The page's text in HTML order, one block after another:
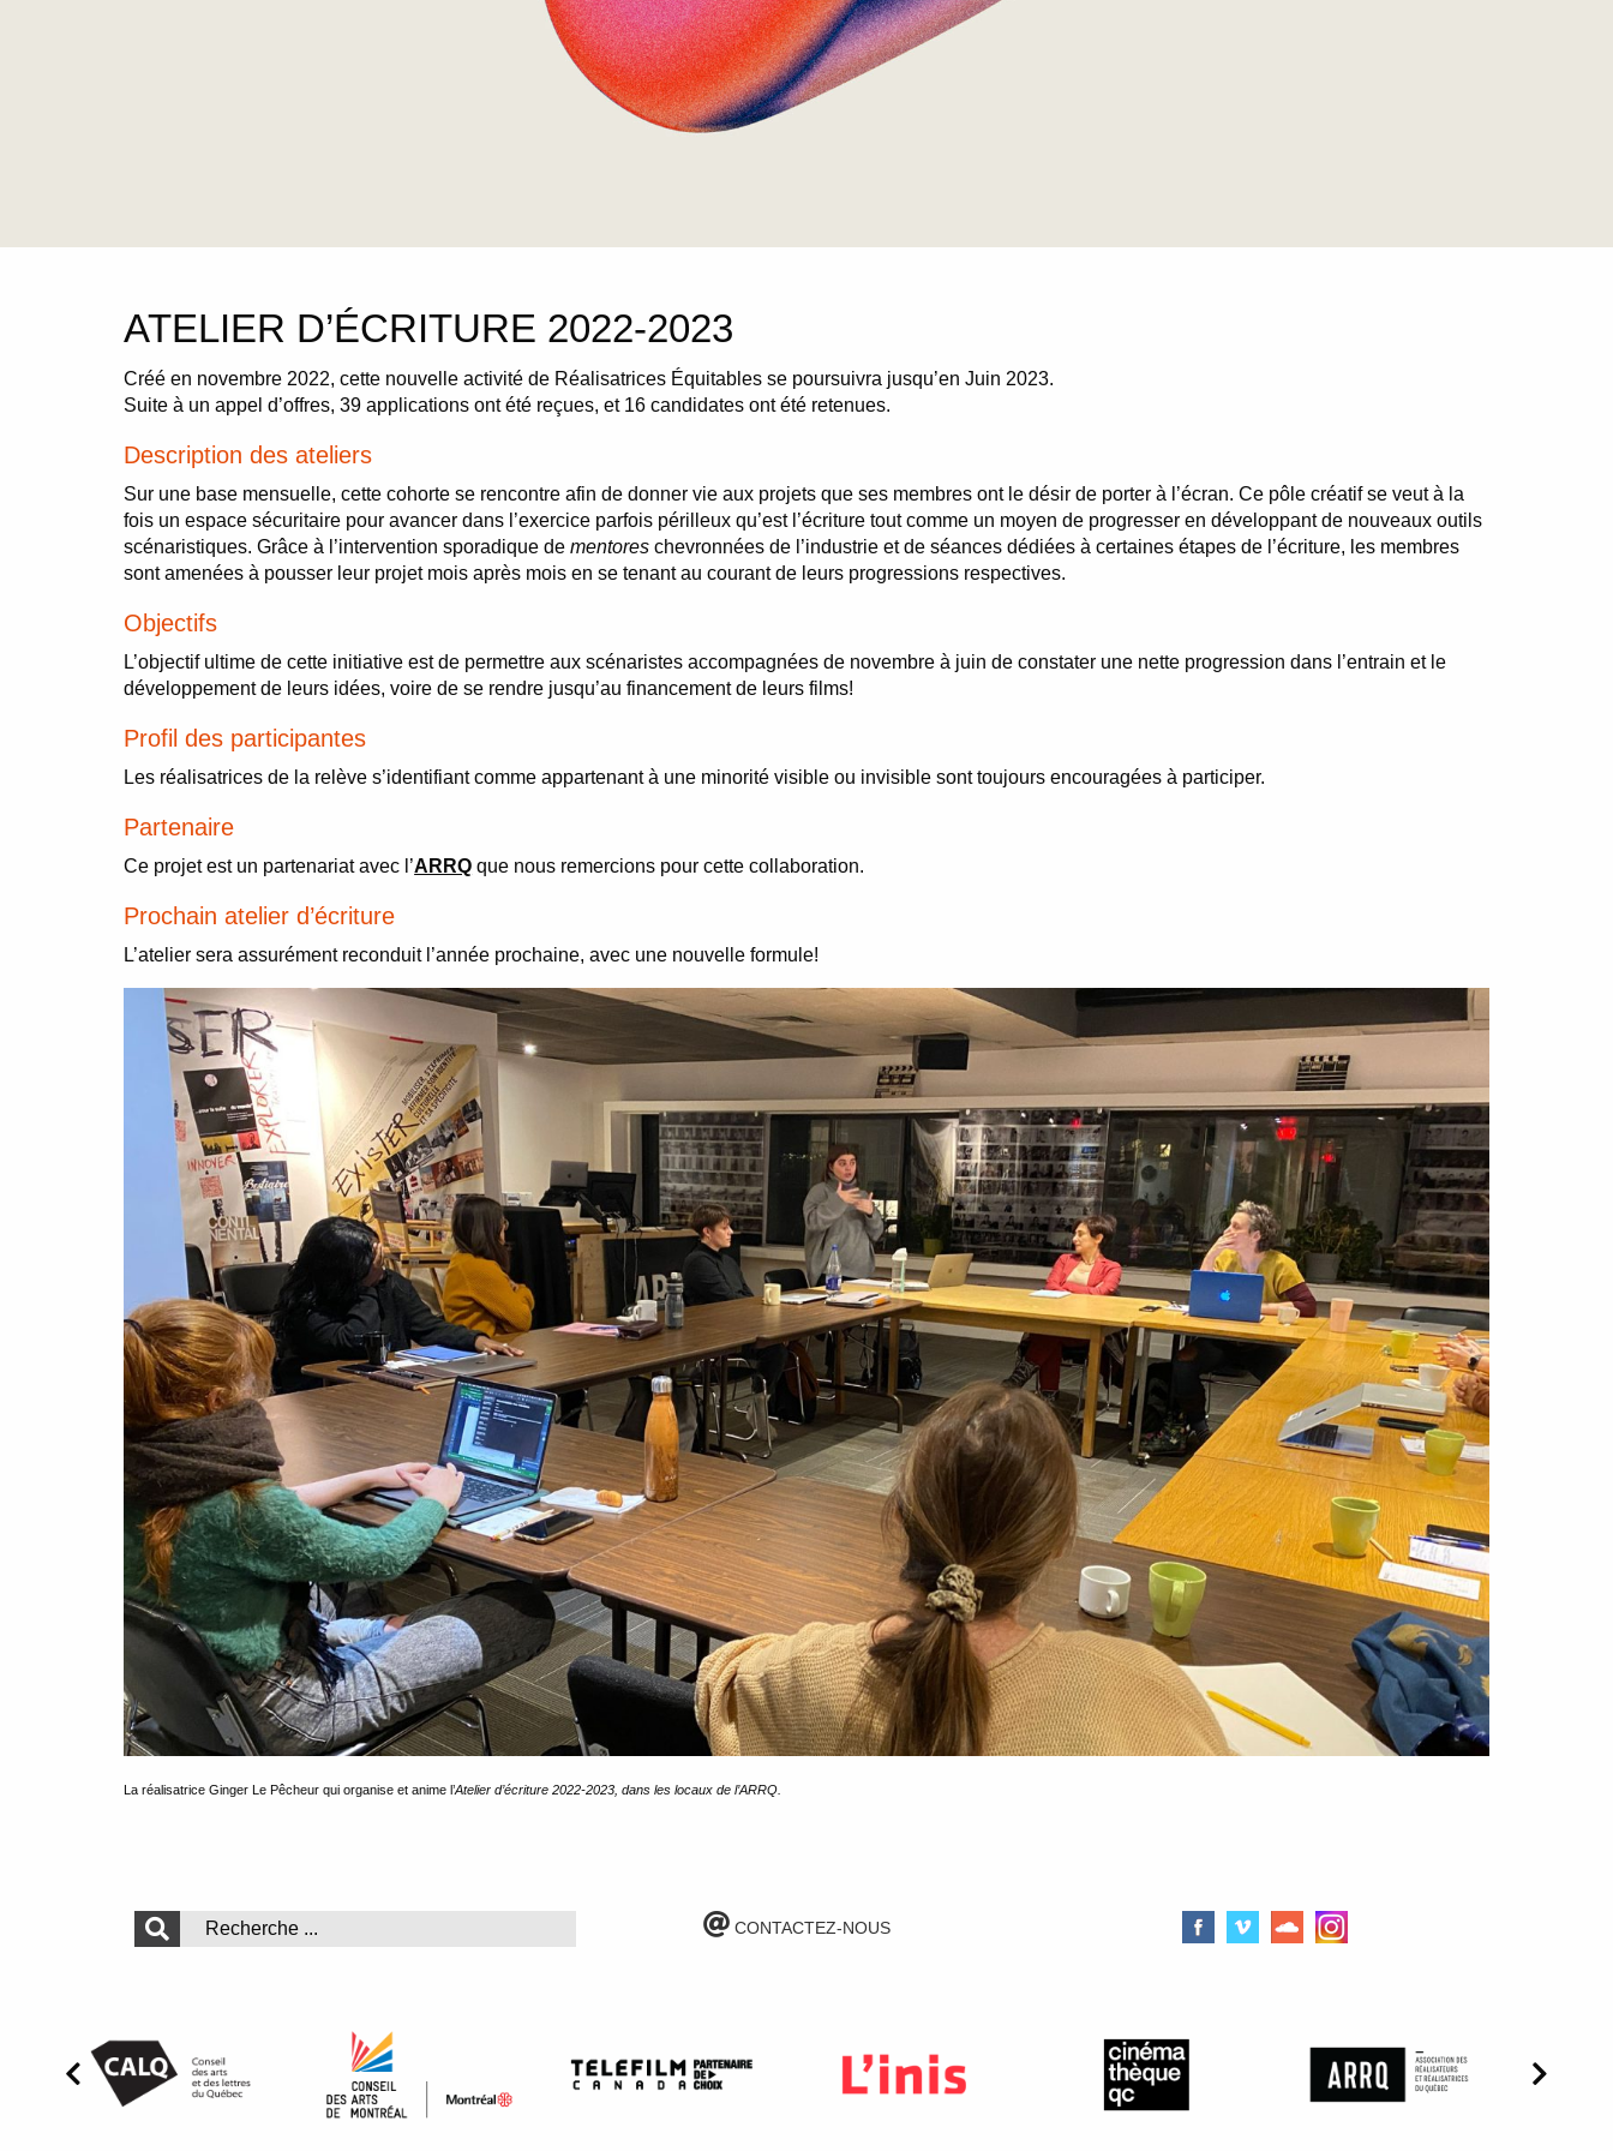
ATELIER D’ÉCRITURE 2022-2023
Créé en novembre 2022, cette nouvelle activité de Réalisatrices Équitables se poursuivra jusqu’en Juin 2023.
Suite à un appel d’offres, 39 applications ont été reçues, et 16 candidates ont été retenues.
Description des ateliers
Sur une base mensuelle, cette cohorte se rencontre afin de donner vie aux projets que ses membres ont le désir de porter à l’écran. Ce pôle créatif se veut à la
fois un espace sécuritaire pour avancer dans l’exercice parfois périlleux qu’est l’écriture tout comme un moyen de progresser en développant de nouveaux outils
scénaristiques. Grâce à l’intervention sporadique dementores chevronnées de l’industrie et de séances dédiées à certaines étapes de l’écriture, les membres
sont amenées à pousser leur projet mois après mois en se tenant au courant de leurs progressions respectives.
Objectifs
L’objectif ultime de cette initiative est de permettre aux scénaristes accompagnées de novembre à juin de constater une nette progression dans l’entrain et le
développement de leurs idées, voire de se rendre jusqu’au financement de leurs films!
Profil des participantes
Les réalisatrices de la relève s’identifiant comme appartenant à une minorité visible ou invisible sont toujours encouragées à participer.
Partenaire
Ce projet est un partenariat avec l’ARRQ que nous remercions pour cette collaboration.
Prochain atelier d’écriture
L’atelier sera assurément reconduit l’année prochaine, avec une nouvelle formule!
La réalisatrice Ginger Le Pêcheur qui organise et anime l’Atelier d’écriture 2022-2023, dans les locaux de l’ARRQ.
CONTACTEZ-NOUS